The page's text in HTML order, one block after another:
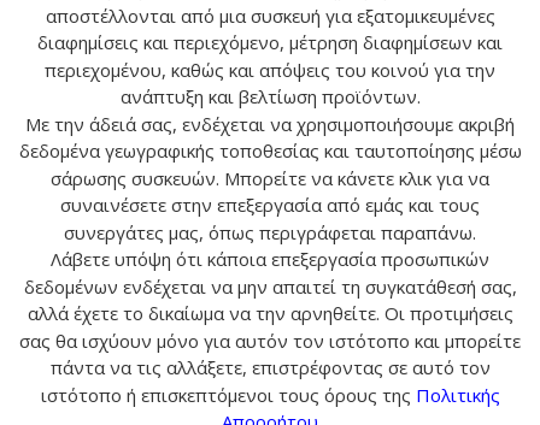
Αναζήτηση
Ο ΛΟΓΑΡΙΑΣΜΟΣ ΜΟΥ
ΕΠΙΚΟΙΝΩΝΙΑ
ΠΛΗΡΟΦΟΡΙΕΣ
αποστέλλονται από μια συσκευή για εξατομικευμένες
διαφημίσεις και περιεχόμενο, μέτρηση διαφημίσεων και
περιεχομένου, καθώς και απόψεις του κοινού για την
ανάπτυξη και βελτίωση προϊόντων.
Με την άδειά σας, ενδέχεται να χρησιμοποιήσουμε ακριβή
δεδομένα γεωγραφικής τοποθεσίας και ταυτοποίησης μέσω
σάρωσης συσκευών. Μπορείτε να κάνετε κλικ για να
συναινέσετε στην επεξεργασία από εμάς και τους
συνεργάτες μας, όπως περιγράφεται παραπάνω.
Λάβετε υπόψη ότι κάποια επεξεργασία προσωπικών
δεδομένων ενδέχεται να μην απαιτεί τη συγκατάθεσή σας,
αλλά έχετε το δικαίωμα να την αρνηθείτε. Οι προτιμήσεις
σας θα ισχύουν μόνο για αυτόν τον ιστότοπο και μπορείτε
πάντα να τις αλλάξετε, επιστρέφοντας σε αυτό τον
ιστότοπο ή επισκεπτόμενοι τους όρους της Πολιτικής